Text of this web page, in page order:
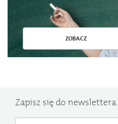
ZOBACZ
Zapisz się do newslettera.